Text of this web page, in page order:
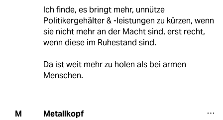
Ich finde, es bringt mehr, unnütze
Politikergehälter & -leistungen zu kürzen, wenn
sie nicht mehr an der Macht sind, erst recht,
wenn diese im Ruhestand sind.
Da ist weit mehr zu holen als bei armen
Menschen.
M Metallkopf